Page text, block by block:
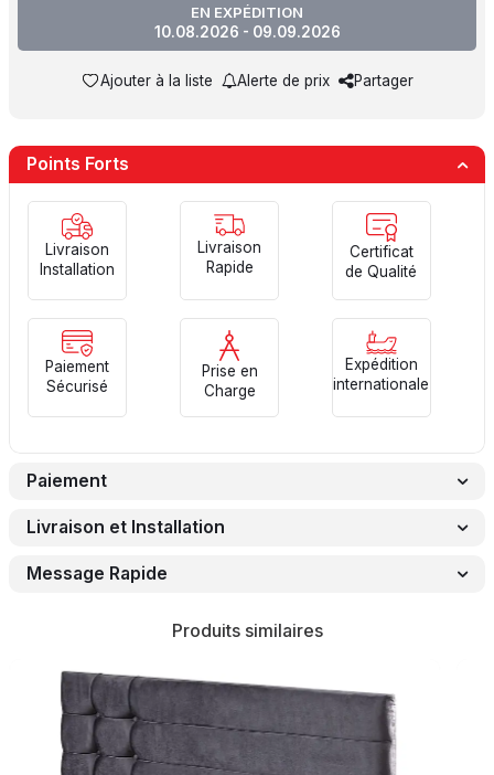
EN EXPÉDITION
10.08.2026 - 09.09.2026
Ajouter à la liste Alerte de prix Partager
Points Forts
Livraison
Installation
Livraison
Rapide
Certificat
de Qualité
Paiement
Sécurisé
Prise en
Charge
Expédition
internationale
Paiement
Livraison et Installation
Message Rapide
Produits similaires